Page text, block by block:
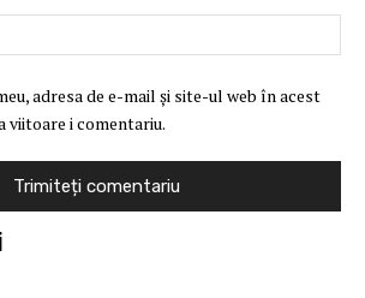
adresa de e-mail și site-ul web în acest
viitoare i comentariu.